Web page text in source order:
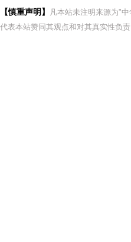
【慎重声明】
凡本站未注明来源为"
代表本站赞同其观点和对其真实性负